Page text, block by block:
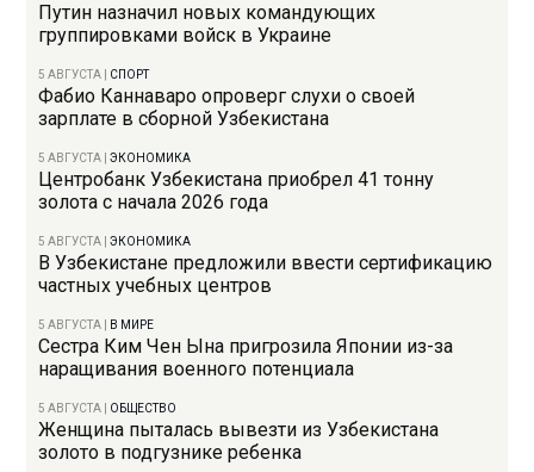
Путин назначил новых командующих
группировками войск в Украине
5 АВГУСТА СПОРТ
Фабио Каннаваро опроверг слухи о своей
зарплате в сборной Узбекистана
5 АВГУСТА |ЭКОНОМИКА
Центробанк Узбекистана приобрел 41 тонну
золота с начала 2026 года
5 АВГУСТА |ЭКОНОМИКА
В Узбекистане предложили ввести сертификацию
частных учебных центров
5 АВГУСТА В МИРЕ
Сестра Ким Чен Ына пригрозила Японии из-за
наращивания военного потенциала
5 АВГУСТА ОБЩЕСТВО
Женщина пыталась вывезти из Узбекистана
золото в подгузнике ребенка